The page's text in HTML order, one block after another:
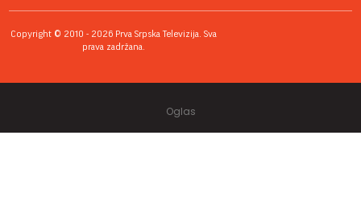
Copyright © 2010 - 2026 Prva Srpska Televizija. Sva
prava zadržana.